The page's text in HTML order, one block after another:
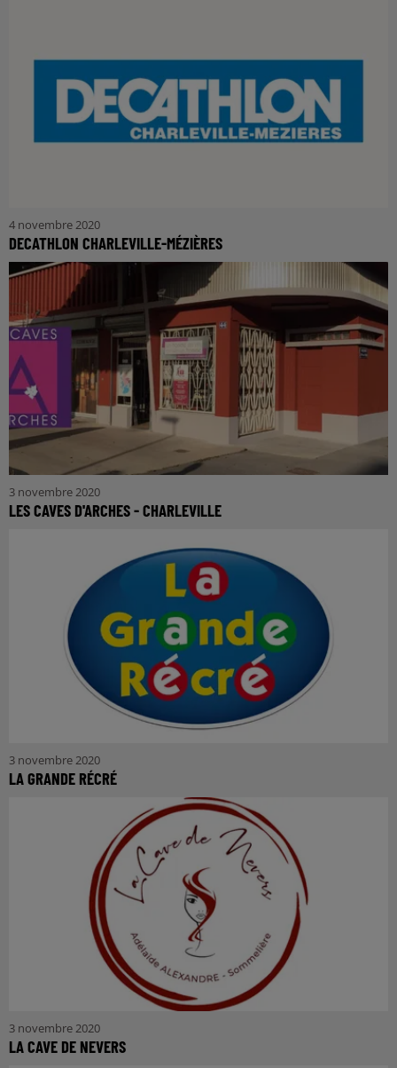
4 novembre 2020
DECATHLON CHARLEVILLE-MÉZIÈRES
3 novembre 2020
LES CAVES D'ARCHES - CHARLEVILLE
3 novembre 2020
LA GRANDE RÉCRÉ
3 novembre 2020
LA CAVE DE NEVERS